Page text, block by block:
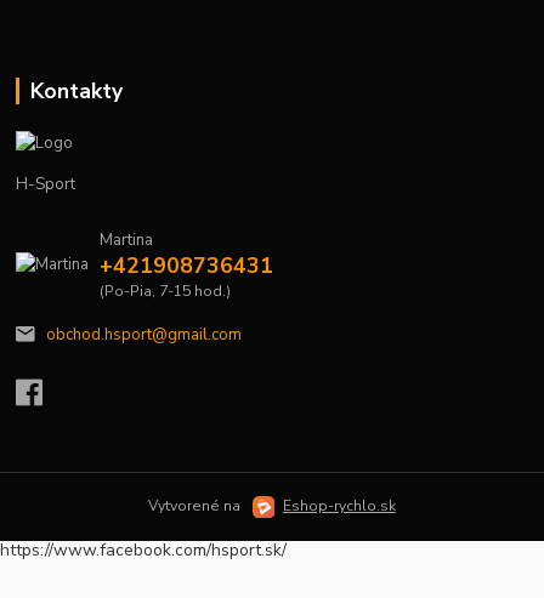
Kontakty
H-Sport
Martina
+421908736431
(Po-Pia, 7-15 hod.)
obchod.hsport@gmail.com
Vytvorené na Eshop-rychlo.sk
https://www.facebook.com/hsport.sk/